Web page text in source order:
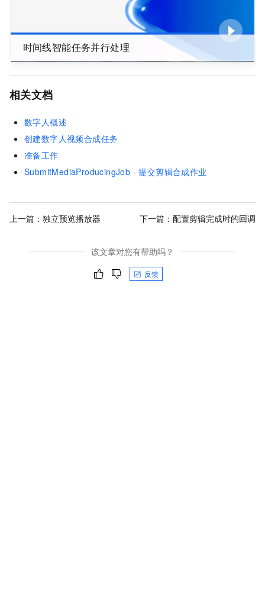
时间线智能任务并行处理
相关文档
数字人概述
创建数字人视频合成任务
准备工作
SubmitMediaProducingJob - 提交剪辑合成作业
上一篇： 独立预览播放器 下一篇： 配置剪辑完成时的回调
该文章对您有帮助吗？
反馈